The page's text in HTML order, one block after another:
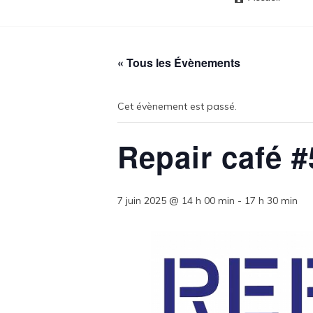
« Tous les Évènements
Cet évènement est passé.
Repair café
7 juin 2025 @ 14 h 00 min - 17 h 30 min